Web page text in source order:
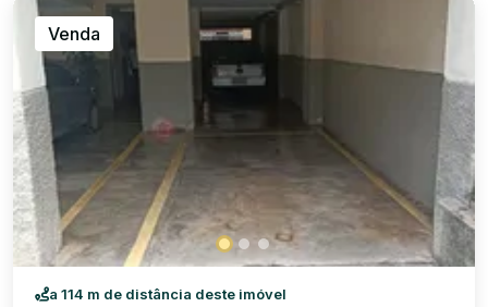
Venda
a 114 m de distância deste imóvel